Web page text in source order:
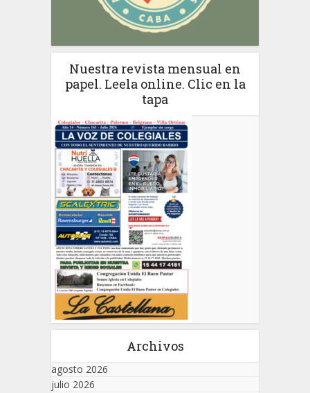
Nuestra revista mensual en
papel. Leela online. Clic en la
tapa
Archivos
agosto 2026
julio 2026